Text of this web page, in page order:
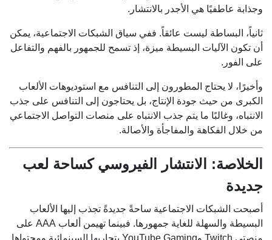
وجذابة عاطفيًا هي الأجدر بالانتشار.
ثانياً، البساطة ليست عائقاً. ففي سياق الشبكات الاجتماعية، يمكن
أن تكون الآليات البسيطة ميزة، إذ تسمح للجمهور بالفهم والتفاعل
على الفور.
وأخيرًا، لا يحتاج المطورون إلى التنافس مع استوديوهات الألعاب
الكبرى من حيث جودة الإنتاج، بل يحتاجون إلى التنافس على جذب
الانتباه، وغالبًا ما يتم جذب الانتباه على منصات التواصل الاجتماعي
من خلال الفكاهة والمفاجأة والأصالة.
الخلاصة: الانتشار الفيروسي كساحة لعب
جديدة
أصبحت الشبكات الاجتماعية ساحةً جديدةً تجذب إليها الألعاب
البسيطة والسهلة للغاية جمهورها. فبينما تهيمن ألعاب AAA على
منصتي Twitch وYouTube Gaming بتجاربها السينمائية ومحتواها